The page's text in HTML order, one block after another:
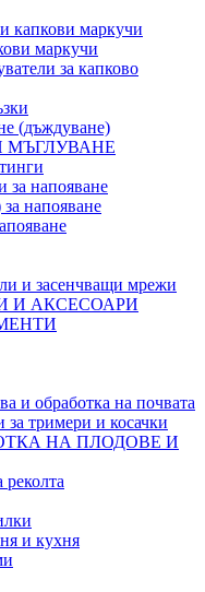
капкови маркучи
маркучи
за капково
(дъждуване)
МЪГЛУВАНЕ
за напояване
напояване
и засенчващи мрежи
И АКСЕСОАРИ
и обработка на почвата
за тримери и косачки
НА ПЛОДОВЕ И
и кухня